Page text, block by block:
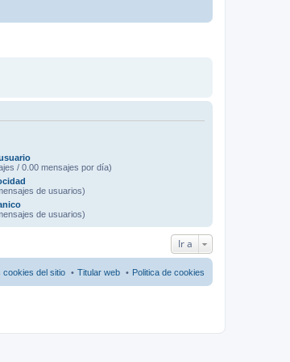
/ 0.00 mensajes por día)
de usuarios)
de usuarios)
Ir a
Politica de cookies
Titular web
cookies del sitio